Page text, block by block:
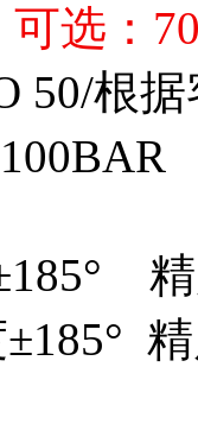
可选：
50/根
精
±185°